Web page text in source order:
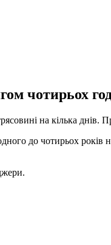
чотирьох
на кілька днів.
до чотирьох років